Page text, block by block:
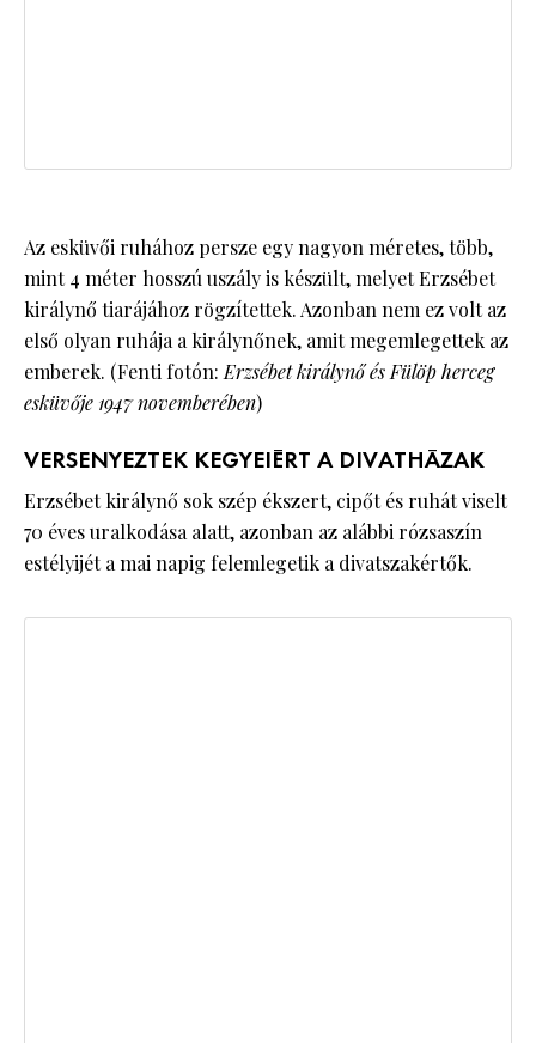
Az esküvői ruhához persze egy nagyon méretes, több,
mint 4 méter hosszú uszály is készült, melyet Erzsébet
királynő tiarájához rögzítettek. Azonban nem ez volt az
első olyan ruhája a királynőnek, amit megemlegettek az
emberek. (Fenti fotón:Erzsébet királynő és Fülöp herceg
esküvője 1947 novemberében)
VERSENYEZTEK KEGYEIÉRT A DIVATHÁZAK
Erzsébet királynő sok szép ékszert, cipőt és ruhát viselt
70 éves uralkodása alatt, azonban az alábbi rózsaszín
estélyijét a mai napig felemlegetik a divatszakértők.